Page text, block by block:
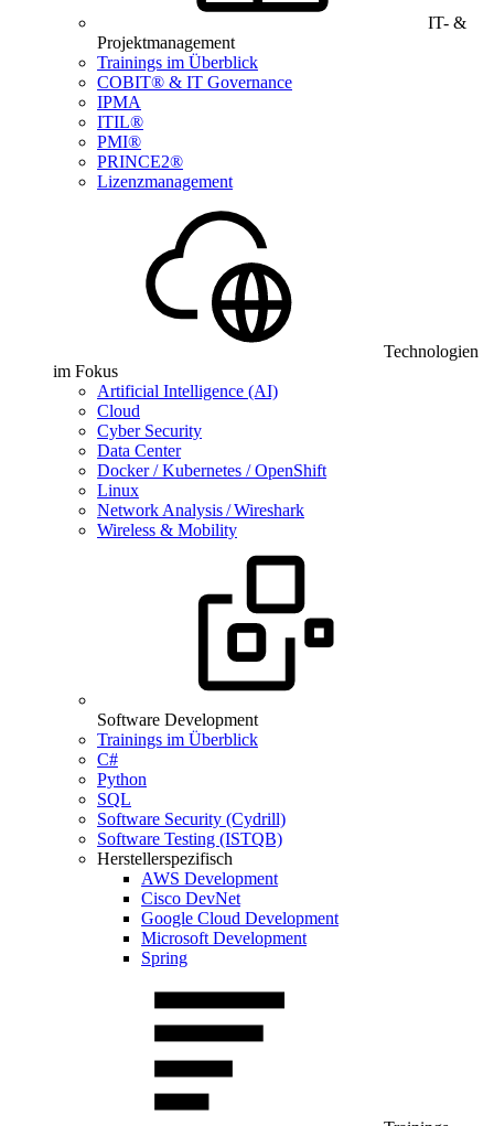
IT- &
Projektmanagement
Trainings im Überblick
COBIT® & IT Governance
IPMA
ITIL®
PMI®
PRINCE2®
Lizenzmanagement
Technologien
im Fokus
Artificial Intelligence (AI)
Cloud
Cyber Security
Data Center
Docker / Kubernetes / OpenShift
Linux
Network Analysis / Wireshark
Wireless & Mobility
Software Development
Trainings im Überblick
C#
Python
SQL
Software Security (Cydrill)
Software Testing (ISTQB)
Herstellerspezifisch
AWS Development
Cisco DevNet
Google Cloud Development
Microsoft Development
Spring